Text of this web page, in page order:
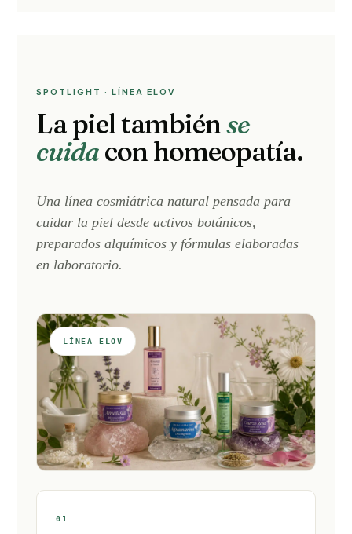
SPOTLIGHT · LÍNEA ELOV
La piel tambiénse
cuidacon homeopatía.
Una línea cosmiátrica natural pensada para
cuidar la piel desde activos botánicos,
preparados alquímicos y fórmulas elaboradas
en laboratorio.
LÍNEA ELOV
01